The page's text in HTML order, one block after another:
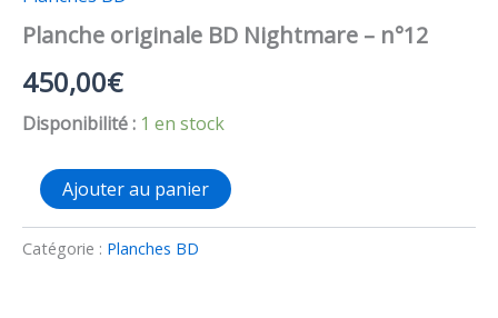
Planche originale BD Nightmare – n°12
450,00€
Disponibilité : 1 en stock
quantité
Planche
originale
Ajouter au panier
Catégorie : Planches BD